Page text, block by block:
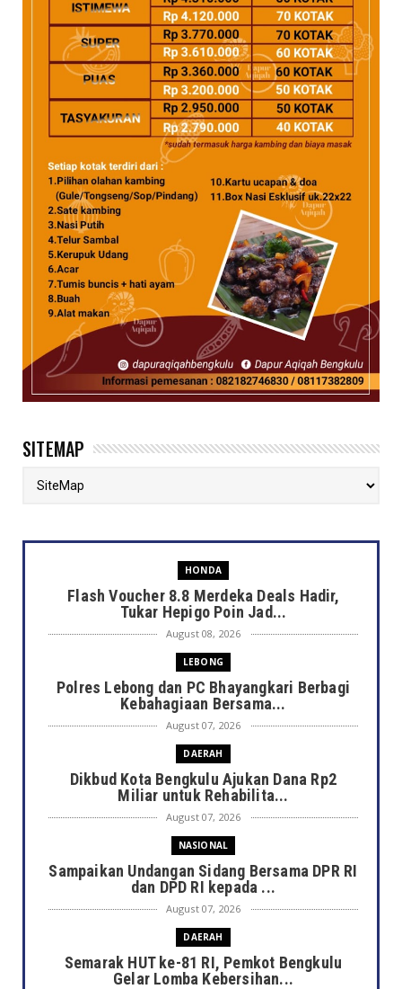
SITEMAP
HONDA
Flash Voucher 8.8 Merdeka Deals Hadir,
Tukar Hepigo Poin Jad...
August 08, 2026
LEBONG
Polres Lebong dan PC Bhayangkari Berbagi
Kebahagiaan Bersama...
August 07, 2026
DAERAH
Dikbud Kota Bengkulu Ajukan Dana Rp2
Miliar untuk Rehabilita...
August 07, 2026
NASIONAL
Sampaikan Undangan Sidang Bersama DPR RI
dan DPD RI kepada ...
August 07, 2026
DAERAH
Semarak HUT ke-81 RI, Pemkot Bengkulu
Gelar Lomba Kebersihan...